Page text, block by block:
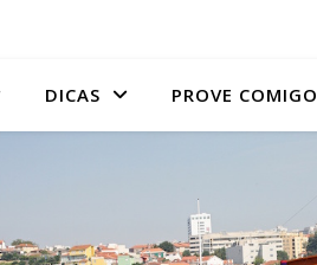
DICAS PROVE COMIGO